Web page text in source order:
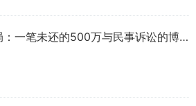
债务的迷局：一笔未还的500万与民事诉讼的博弈